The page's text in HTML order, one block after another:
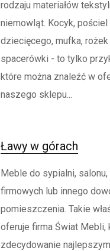
rodzaju materiałów
niemowląt. Kocyk,
dziecięcego, mufka, rożek
spacerówki - to tylko
które można znaleźć w
naszego sklepu...
Ławy w górach
Meble do sypialni,
firmowych lub innego
pomieszczenia. Takie
oferuje firma Świat Mebli,
zdecydowanie